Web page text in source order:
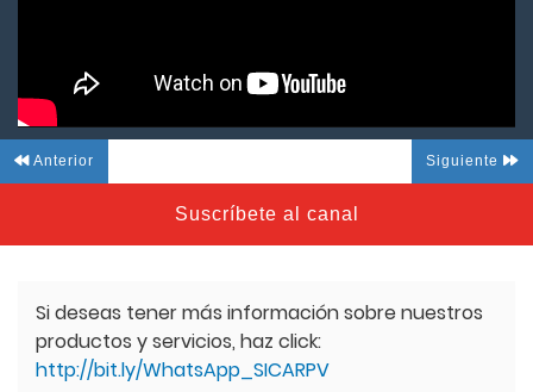
Anterior Siguiente
Suscríbete al canal
Si deseas tener más información sobre nuestros
productos y servicios, haz click:
http://bit.ly/WhatsApp_SICARPV